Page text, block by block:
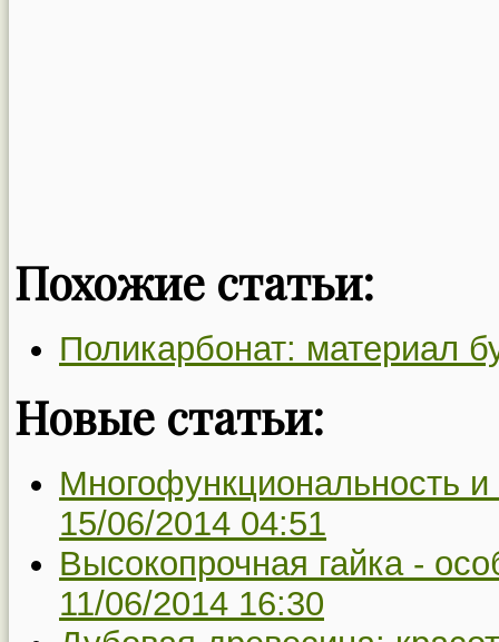
Похожие статьи:
Поликарбонат: материал
Новые статьи:
Многофункциональность
15/06/2014 04:51
Высокопрочная гайка -
11/06/2014 16:30